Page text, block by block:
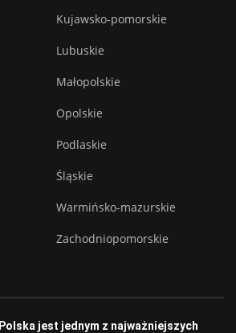
Kujawsko-pomorskie
Lubuskie
Małopolskie
Opolskie
Podlaskie
Śląskie
Warmińsko-mazurskie
Zachodniopomorskie
Polska jest jednym z najważniejszych